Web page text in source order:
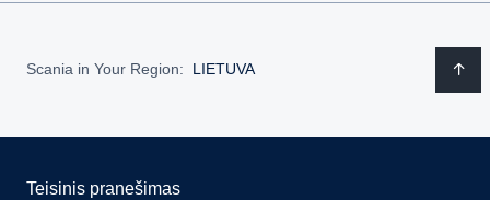
Scania in Your Region: LIETUVA
Teisinis pranešimas